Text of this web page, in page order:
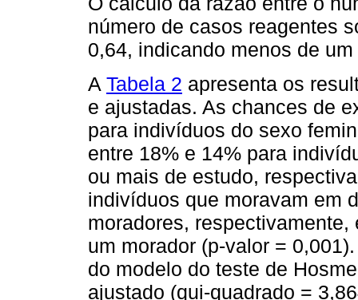
número de casos reagentes
0,64, indicando menos de
A Tabela 2 apresenta os
e ajustadas. As chances de
para indivíduos do sexo
entre 18% e 14% para
ou mais de estudo,
indivíduos que moravam em
moradores,
um morador (p-valor =
do modelo do teste de
ajustado (qui-quadrado =